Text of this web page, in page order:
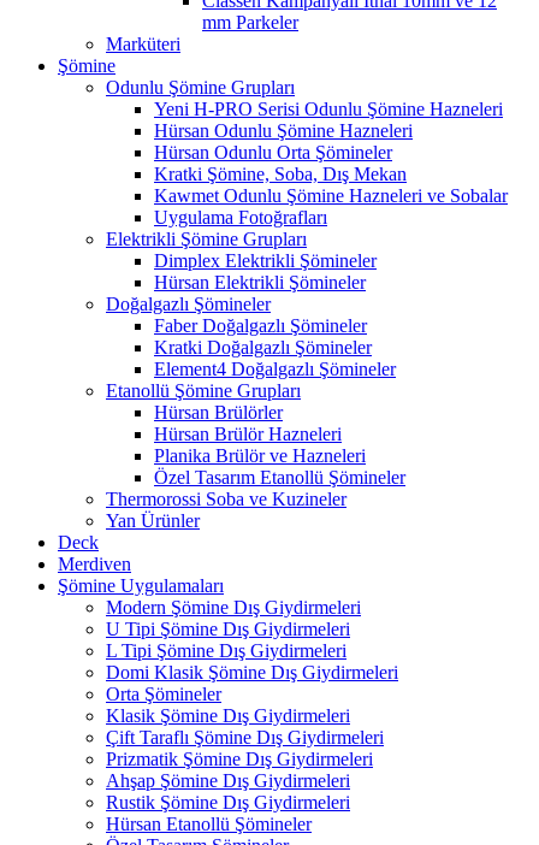
mm Parkeler
Marküteri
Şömine
Odunlu Şömine Grupları
Yeni H-PRO Serisi Odunlu Şömine Hazneleri
Hürsan Odunlu Şömine Hazneleri
Hürsan Odunlu Orta Şömineler
Kratki Şömine, Soba, Dış Mekan
Kawmet Odunlu Şömine Hazneleri ve Sobalar
Uygulama Fotoğrafları
Elektrikli Şömine Grupları
Dimplex Elektrikli Şömineler
Hürsan Elektrikli Şömineler
Doğalgazlı Şömineler
Faber Doğalgazlı Şömineler
Kratki Doğalgazlı Şömineler
Element4 Doğalgazlı Şömineler
Etanollü Şömine Grupları
Hürsan Brülörler
Hürsan Brülör Hazneleri
Planika Brülör ve Hazneleri
Özel Tasarım Etanollü Şömineler
Thermorossi Soba ve Kuzineler
Yan Ürünler
Deck
Merdiven
Şömine Uygulamaları
Modern Şömine Dış Giydirmeleri
U Tipi Şömine Dış Giydirmeleri
L Tipi Şömine Dış Giydirmeleri
Domi Klasik Şömine Dış Giydirmeleri
Orta Şömineler
Klasik Şömine Dış Giydirmeleri
Çift Taraflı Şömine Dış Giydirmeleri
Prizmatik Şömine Dış Giydirmeleri
Ahşap Şömine Dış Giydirmeleri
Rustik Şömine Dış Giydirmeleri
Hürsan Etanollü Şömineler